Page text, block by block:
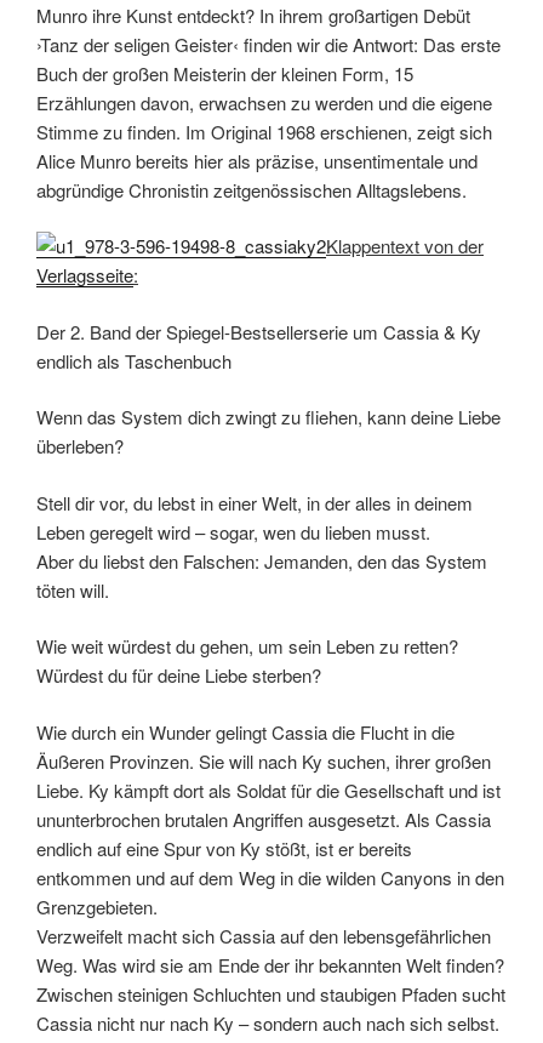
Munro ihre Kunst entdeckt? In ihrem großartigen Debüt
›Tanz der seligen Geister‹ finden wir die Antwort: Das erste
Buch der großen Meisterin der kleinen Form, 15
Erzählungen davon, erwachsen zu werden und die eigene
Stimme zu finden. Im Original 1968 erschienen, zeigt sich
Alice Munro bereits hier als präzise, unsentimentale und
abgründige Chronistin zeitgenössischen Alltagslebens.
Klappentext von der
Verlagsseite:
Der 2. Band der Spiegel-Bestsellerserie um Cassia & Ky
endlich als Taschenbuch
Wenn das System dich zwingt zu fliehen, kann deine Liebe
überleben?
Stell dir vor, du lebst in einer Welt, in der alles in deinem
Leben geregelt wird – sogar, wen du lieben musst.
Aber du liebst den Falschen: Jemanden, den das System
töten will.
Wie weit würdest du gehen, um sein Leben zu retten?
Würdest du für deine Liebe sterben?
Wie durch ein Wunder gelingt Cassia die Flucht in die
Äußeren Provinzen. Sie will nach Ky suchen, ihrer großen
Liebe. Ky kämpft dort als Soldat für die Gesellschaft und ist
ununterbrochen brutalen Angriffen ausgesetzt. Als Cassia
endlich auf eine Spur von Ky stößt, ist er bereits
entkommen und auf dem Weg in die wilden Canyons in den
Grenzgebieten.
Verzweifelt macht sich Cassia auf den lebensgefährlichen
Weg. Was wird sie am Ende der ihr bekannten Welt finden?
Zwischen steinigen Schluchten und staubigen Pfaden sucht
Cassia nicht nur nach Ky – sondern auch nach sich selbst.